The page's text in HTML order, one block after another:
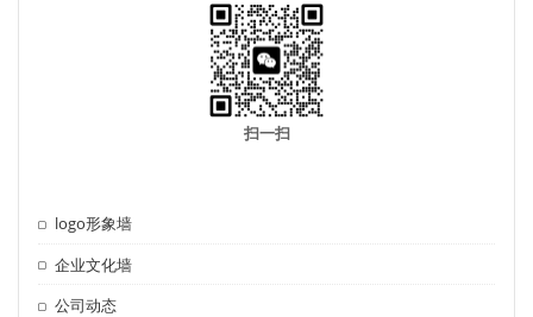
扫一扫
logo形象墙
企业文化墙
公司动态